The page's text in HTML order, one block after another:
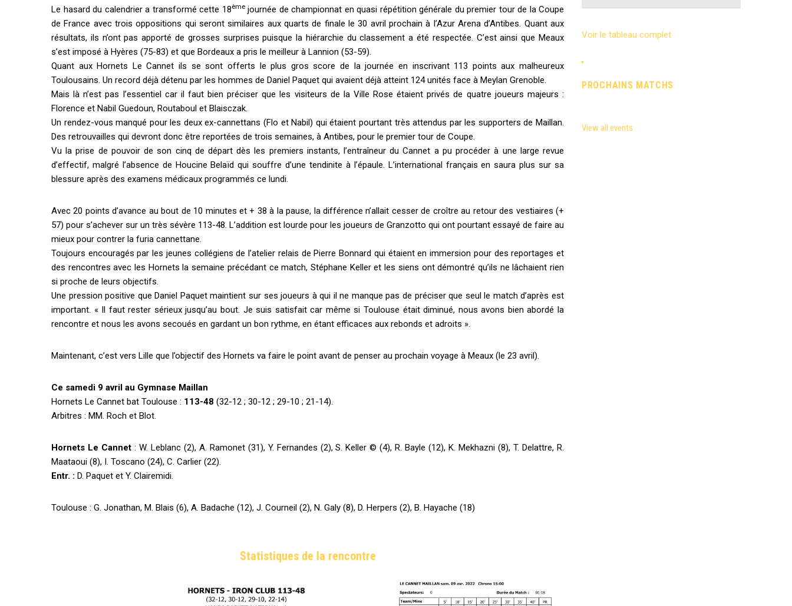
Le hasard du calendrier a transformé cette 18èmejournée de championnat en quasi répétition générale du premier tour de la Coupe
de France avec trois oppositions qui seront similaires aux quarts de finale le 30 avril prochain à l’Azur Arena d’Antibes. Quant aux
résultats, ils n’ont pas apporté de grosses surprises puisque la hiérarchie du classement a été respectée. C’est ainsi que Meaux
s’est imposé à Hyères (75-83) et que Bordeaux a pris le meilleur à Lannion (53-59).
Quant aux Hornets Le Cannet ils se sont offerts le plus gros score de la journée en inscrivant 113 points aux malheureux
Toulousains. Un record déjà détenu par les hommes de Daniel Paquet qui avaient déjà atteint 124 unités face à Meylan Grenoble.
Mais là n’est pas l’essentiel car il faut bien préciser que les visiteurs de la Ville Rose étaient privés de quatre joueurs majeurs :
Florence et Nabil Guedoun, Routaboul et Blaisczak.
Un rendez-vous manqué pour les deux ex-cannettans (Flo et Nabil) qui étaient pourtant très attendus par les supporters de Maillan.
Des retrouvailles qui devront donc être reportées de trois semaines, à Antibes, pour le premier tour de Coupe.
Vu la prise de pouvoir de son cinq de départ dès les premiers instants, l’entraîneur du Cannet a pu procéder à une large revue
d’effectif, malgré l’absence de Houcine Belaïd qui souffre d’une tendinite à l’épaule. L’international français en saura plus sur sa
blessure après des examens médicaux programmés ce lundi.
Avec 20 points d’avance au bout de 10 minutes et + 38 à la pause, la différence n’allait cesser de croître au retour des vestiaires (+
57) pour s’achever sur un très sévère 113-48. L’addition est lourde pour les joueurs de Granzotto qui ont pourtant essayé de faire au
mieux pour contrer la furia cannettane.
Toujours encouragés par les jeunes collégiens de l’atelier relais de Pierre Bonnard qui étaient en immersion pour des reportages et
des rencontres avec les Hornets la semaine précédant ce match, Stéphane Keller et les siens ont démontré qu’ils ne lâchaient rien
si proche de leurs objectifs.
Une pression positive que Daniel Paquet maintient sur ses joueurs à qui il ne manque pas de préciser que seul le match d’après est
important. « Il faut rester sérieux jusqu’au bout. Je suis satisfait car même si Toulouse était diminué, nous avons bien abordé la
rencontre et nous les avons secoués en gardant un bon rythme, en étant efficaces aux rebonds et adroits ».
Maintenant, c’est vers Lille que l’objectif des Hornets va faire le point avant de penser au prochain voyage à Meaux (le 23 avril).
Ce samedi 9 avril au Gymnase Maillan
Hornets Le Cannet bat Toulouse : 113-48 (32-12 ; 30-12 ; 29-10 ; 21-14).
Arbitres : MM. Roch et Blot.
Hornets Le Cannet : W. Leblanc (2), A. Ramonet (31), Y. Fernandes (2), S. Keller © (4), R. Bayle (12), K. Mekhazni (8), T. Delattre, R.
Maataoui (8), I. Toscano (24), C. Carlier (22).
Entr. : D. Paquet et Y. Clairemidi.
Toulouse : G. Jonathan, M. Blais (6), A. Badache (12), J. Courneil (2), N. Galy (8), D. Herpers (2), B. Hayache (18)
Statistiques de la rencontre
Voir le tableau complet
PROCHAINS MATCHS
View all events